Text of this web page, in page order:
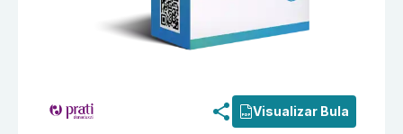
Visualizar Bula